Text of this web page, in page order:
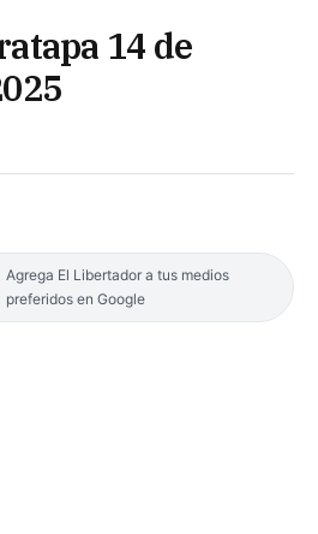
14 de
Agrega El Libertador a tus medios
preferidos en Google